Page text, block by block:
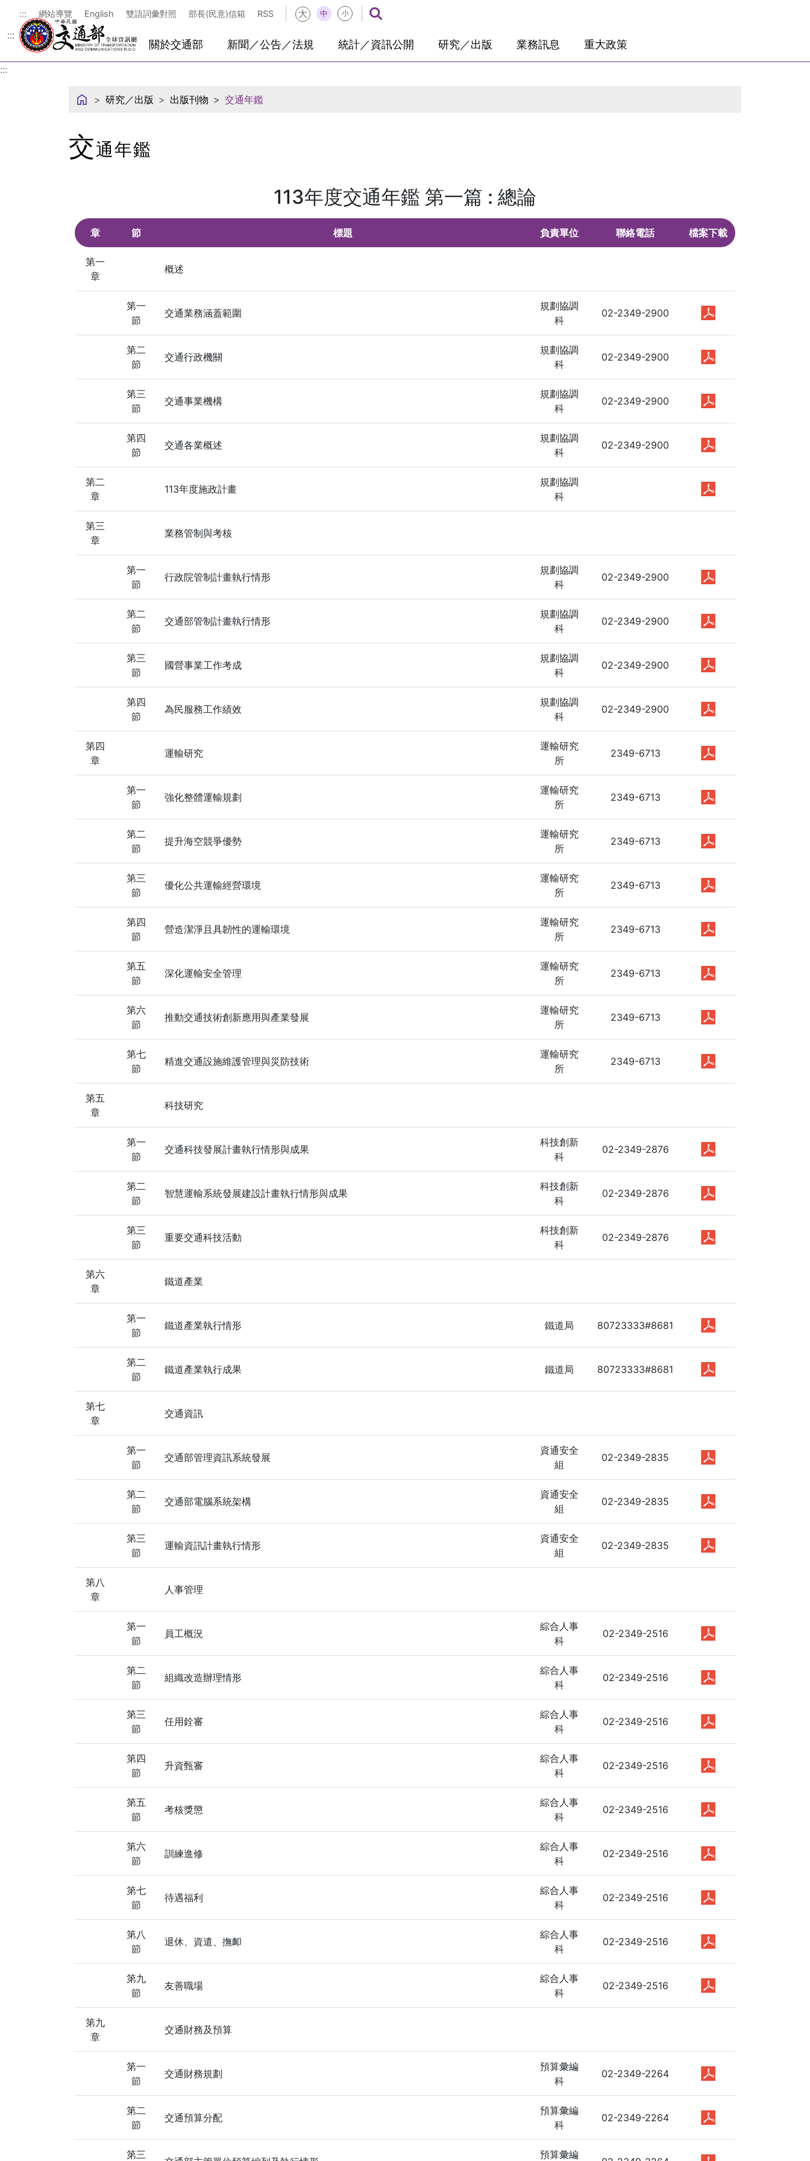
中華民國交通部
::: 網站導覽 English 雙語詞彙對照 部長(民意)信箱 RSS 大 中 小
:::
關於交通部 新聞／公告／法規 統計／資訊公開 研究／出版 業務訊息 重大政策
:::
研究／出版 出版刊物 交通年鑑
交通年鑑
113年度交通年鑑 第一篇 : 總論
章 節 標題 負責單位 聯絡電話 檔案下載
第一
章
概述
第一
節
交通業務涵蓋範圍
規劃協調
科
02-2349-2900
第二
節
交通行政機關
規劃協調
科
02-2349-2900
第三
節
交通事業機構
規劃協調
科
02-2349-2900
第四
節
交通各業概述
規劃協調
科
02-2349-2900
第二
章
113年度施政計畫
規劃協調
科
第三
章
業務管制與考核
第一
節
行政院管制計畫執行情形
規劃協調
科
02-2349-2900
第二
節
交通部管制計畫執行情形
規劃協調
科
02-2349-2900
第三
節
國營事業工作考成
規劃協調
科
02-2349-2900
第四
節
為民服務工作績效
規劃協調
科
02-2349-2900
第四
章
運輸研究
運輸研究
所
2349-6713
第一
節
強化整體運輸規劃
運輸研究
所
2349-6713
第二
節
提升海空競爭優勢
運輸研究
所
2349-6713
第三
節
優化公共運輸經營環境
運輸研究
所
2349-6713
第四
節
營造潔淨且具韌性的運輸環境
運輸研究
所
2349-6713
第五
節
深化運輸安全管理
運輸研究
所
2349-6713
第六
節
推動交通技術創新應用與產業發展
運輸研究
所
2349-6713
第七
節
精進交通設施維護管理與災防技術
運輸研究
所
2349-6713
第五
章
科技研究
第一
節
交通科技發展計畫執行情形與成果
科技創新
科
02-2349-2876
第二
節
智慧運輸系統發展建設計畫執行情形與成果
科技創新
科
02-2349-2876
第三
節
重要交通科技活動
科技創新
科
02-2349-2876
第六
章
鐵道產業
第一
節
鐵道產業執行情形 鐵道局 80723333#8681
第二
節
鐵道產業執行成果 鐵道局 80723333#8681
第七
章
交通資訊
第一
節
交通部管理資訊系統發展
資通安全
組
02-2349-2835
第二
節
交通部電腦系統架構
資通安全
組
02-2349-2835
第三
節
運輸資訊計畫執行情形
資通安全
組
02-2349-2835
第八
章
人事管理
第一
節
員工概況
綜合人事
科
02-2349-2516
第二
節
組織改造辦理情形
綜合人事
科
02-2349-2516
第三
節
任用銓審
綜合人事
科
02-2349-2516
第四
節
升資甄審
綜合人事
科
02-2349-2516
第五
節
考核獎懲
綜合人事
科
02-2349-2516
第六
節
訓練進修
綜合人事
科
02-2349-2516
第七
節
待遇福利
綜合人事
科
02-2349-2516
第八
節
退休、資遣、撫卹
綜合人事
科
02-2349-2516
第九
節
友善職場
綜合人事
科
02-2349-2516
第九
章
交通財務及預算
第一
節
交通財務規劃
預算彙編
科
02-2349-2264
第二
節
交通預算分配
預算彙編
科
02-2349-2264
第三 預算彙編